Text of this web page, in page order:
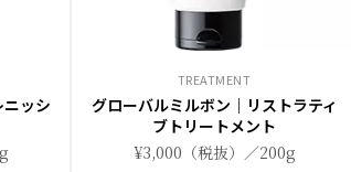
ッシ
TREATMENT
グローバルミルボン｜リストラティ
ブトリートメント
¥3,000（税抜）／200g